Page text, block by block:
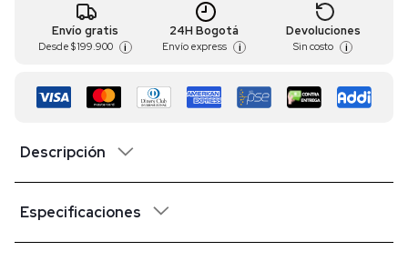
Envío gratis
Desde $ 199.900 i
24H Bogotá
Envío express i
Devoluciones
Sin costo i
Descripción
Especificaciones